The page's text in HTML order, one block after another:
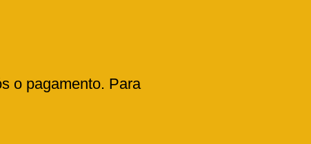
o pagamento. Para